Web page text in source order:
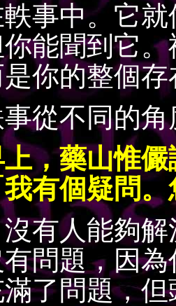
中。它就
你能聞到它
你的整個存
不同的角
藥山惟儼
有個疑問
人能夠解
問題，因
了問題，